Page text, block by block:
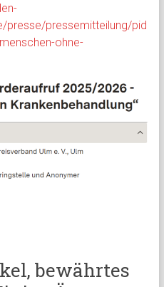
pressemitteilung/pid
ohne-
bewährtes